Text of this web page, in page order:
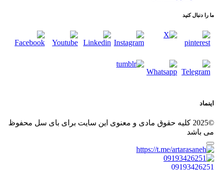
ما را دنبال کنید
اینماد
©2025 کلیه حقوق مادی و معنوی این سایت برای بای سل محفوظ
می باشد
09193426251